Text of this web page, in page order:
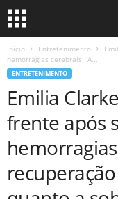
Início Entretenimento
hemorragias cerebrais: ‘A...
ENTRETENIMENTO
Emilia
frente após